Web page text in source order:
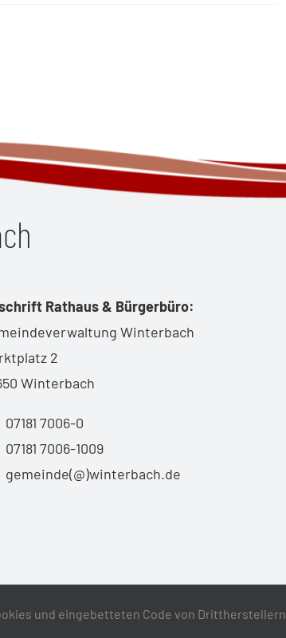
Rathaus & Bürgerbüro:
Winterbach
2
Winterbach
07181 7006-0
07181 7006-1009
gemeinde(@)winterbach.de
und eingebetteten Code von Drittherstellern.